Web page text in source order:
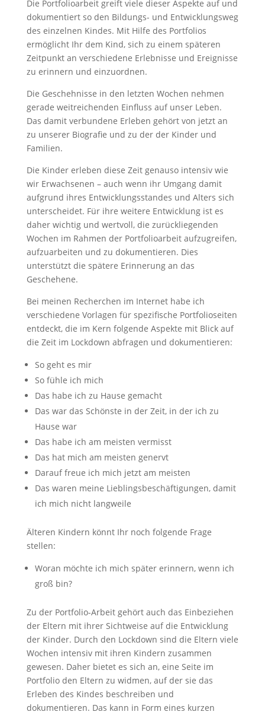
Die Portfolioarbeit greift viele dieser Aspekte auf und
dokumentiert so den Bildungs- und Entwicklungsweg
des einzelnen Kindes. Mit Hilfe des Portfolios
ermöglicht Ihr dem Kind, sich zu einem späteren
Zeitpunkt an verschiedene Erlebnisse und Ereignisse
zu erinnern und einzuordnen.
Die Geschehnisse in den letzten Wochen nehmen
gerade weitreichenden Einfluss auf unser Leben.
Das damit verbundene Erleben gehört von jetzt an
zu unserer Biografie und zu der der Kinder und
Familien.
Die Kinder erleben diese Zeit genauso intensiv wie
wir Erwachsenen – auch wenn ihr Umgang damit
aufgrund ihres Entwicklungsstandes und Alters sich
unterscheidet. Für ihre weitere Entwicklung ist es
daher wichtig und wertvoll, die zurückliegenden
Wochen im Rahmen der Portfolioarbeit aufzugreifen,
aufzuarbeiten und zu dokumentieren. Dies
unterstützt die spätere Erinnerung an das
Geschehene.
Bei meinen Recherchen im Internet habe ich
verschiedene Vorlagen für spezifische Portfolioseiten
entdeckt, die im Kern folgende Aspekte mit Blick auf
die Zeit im Lockdown abfragen und dokumentieren:
So geht es mir
So fühle ich mich
Das habe ich zu Hause gemacht
Das war das Schönste in der Zeit, in der ich zu
Hause war
Das habe ich am meisten vermisst
Das hat mich am meisten genervt
Darauf freue ich mich jetzt am meisten
Das waren meine Lieblingsbeschäftigungen, damit
ich mich nicht langweile
Älteren Kindern könnt Ihr noch folgende Frage
stellen:
Woran möchte ich mich später erinnern, wenn ich
groß bin?
Zu der Portfolio-Arbeit gehört auch das Einbeziehen
der Eltern mit ihrer Sichtweise auf die Entwicklung
der Kinder. Durch den Lockdown sind die Eltern viele
Wochen intensiv mit ihren Kindern zusammen
gewesen. Daher bietet es sich an, eine Seite im
Portfolio den Eltern zu widmen, auf der sie das
Erleben des Kindes beschreiben und
dokumentieren. Das kann in Form eines kurzen